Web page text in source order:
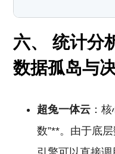
六、 统计分
数据孤岛与
超兔一体云 ：
数”**。由于底